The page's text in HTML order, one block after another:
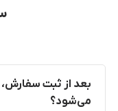
بعد از ثبت
می‌شود؟